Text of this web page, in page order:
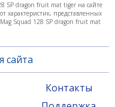
SP dragon fruit mat tiger на сайте
характеристик, представленных
Squad 128 SP dragon fruit mat
сайта
Контакты